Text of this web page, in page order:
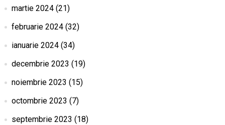
martie 2024(21)
februarie 2024(32)
ianuarie 2024(34)
decembrie 2023 (19)
noiembrie 2023 (15)
octombrie 2023 (7)
septembrie 2023 (18)